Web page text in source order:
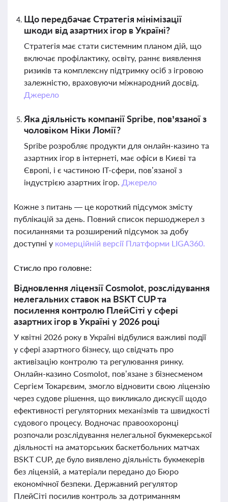
Що передбачає Стратегія мінімізації
шкоди від азартних ігор в Україні?
Стратегія має стати системним планом дій, що
включає профілактику, освіту, раннє виявлення
ризиків та комплексну підтримку осіб з ігровою
залежністю, враховуючи міжнародний досвід.
Джерело
Яка діяльність компанії Spribe, пов’язаної з
чоловіком Ніки Ломії?
Spribe розробляє продукти для онлайн-казино та
азартних ігор в інтернеті, має офіси в Києві та
Європі, і є частиною IT-сфери, пов’язаної з
індустрією азартних ігор. Джерело
Кожне з питань — це короткий підсумок змісту
публікацій за день. Повний список першоджерел з
посиланнями та розширений підсумок за добу
доступні у комерційній версії Платформи LIGA360.
Стисло про головне:
Відновлення ліцензії Cosmolot, розслідування
нелегальних ставок на BSKT CUP та
посилення контролю ПлейСіті у сфері
азартних ігор в Україні у 2026 році
У квітні 2026 року в Україні відбулися важливі події
у сфері азартного бізнесу, що свідчать про
активізацію контролю та регулювання ринку.
Онлайн-казино Cosmolot, пов’язане з бізнесменом
Сергієм Токарєвим, змогло відновити свою ліцензію
через судове рішення, що викликало дискусії щодо
ефективності регуляторних механізмів та швидкості
судового процесу. Водночас правоохоронці
розпочали розслідування нелегальної букмекерської
діяльності на аматорських баскетбольних матчах
BSKT CUP, де було виявлено діяльність букмекерів
без ліцензій, а матеріали передано до Бюро
економічної безпеки. Державний регулятор
ПлейСіті посилив контроль за дотриманням